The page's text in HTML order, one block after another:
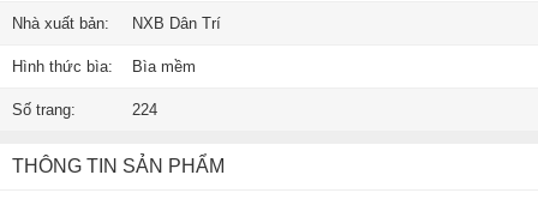
Nhà xuất bản: NXB Dân Trí
Hình thức bìa: Bìa mềm
Số trang: 224
THÔNG TIN SẢN PHẨM